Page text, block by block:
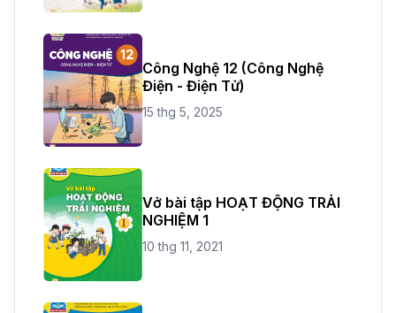
Công Nghệ 12 (Công Nghệ
Điện - Điện Tử)
15 thg 5, 2025
Vở bài tập HOẠT ĐỘNG TRẢI
NGHIỆM 1
10 thg 11, 2021